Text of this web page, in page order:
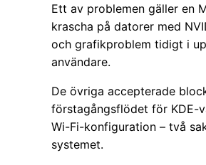
Ett av problemen gäller en
krascha på datorer med
och grafikproblem tidigt i
användare.
De övriga accepterade
förstagångsflödet för KDE-
Wi-Fi-konfiguration – två
systemet.